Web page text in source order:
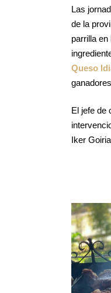
Las
de la
parrilla
Queso
El jefe de
Iker